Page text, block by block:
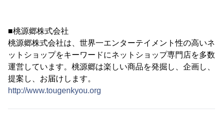
■桃源郷株式会社
桃源郷株式会社は、世界一エンターテイメント性の高いネ
ットショップをキーワードにネットショップ専門店を多数
運営しています。桃源郷は楽しい商品を発掘し、企画し、
提案し、お届けします。
http://www.tougenkyou.org